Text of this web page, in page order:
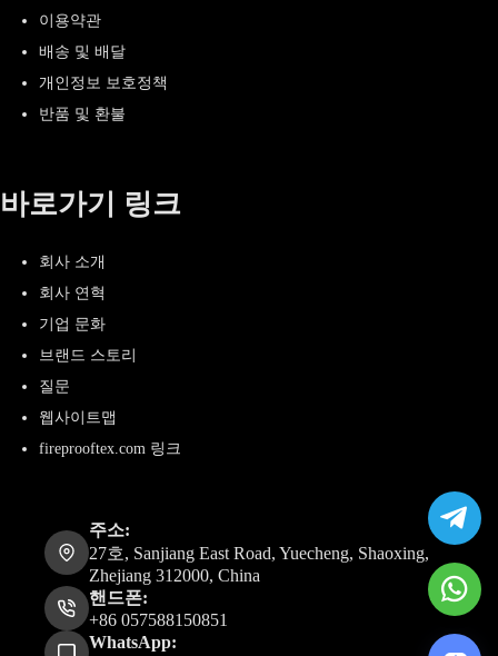
이용약관
배송 및 배달
개인정보 보호정책
반품 및 환불
바로가기 링크
회사 소개
회사 연혁
기업 문화
브랜드 스토리
질문
웹사이트맵
fireprooftex.com 링크
주소:
27호, Sanjiang East Road, Yuecheng, Shaoxing,
Zhejiang 312000, China
핸드폰:
+86 057588150851
WhatsApp: